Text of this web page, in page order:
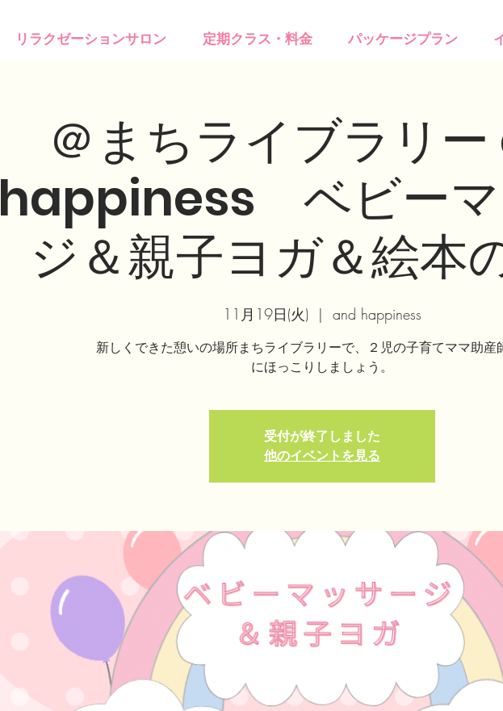
リラクゼーションサロン 定期クラス・料金 パッケージプラン
＠まちライブラリ
happiness ベビーマ
ジ＆親子ヨガ＆絵本
11月19日(火)
  |
and happiness
新しくできた憩いの場所まちライブラリーで、２児の子育てママ助産
にほっこりしましょう。
受付が終了しました
他のイベントを見る